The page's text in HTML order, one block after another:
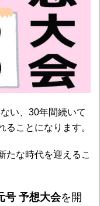
い、30年間続いて
ることになります。
たな時代を迎えるこ
号 予想大会を開